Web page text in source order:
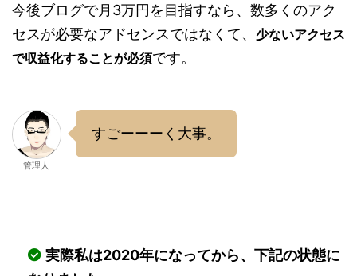
今後ブログで月3万円を目指すなら、数多くのアク
セスが必要なアドセンスではなくて、 少ないアクセス
で収益化することが必須です。
管理人
すごーーーく大事。
実際私は2020年になってから、下記の状態に